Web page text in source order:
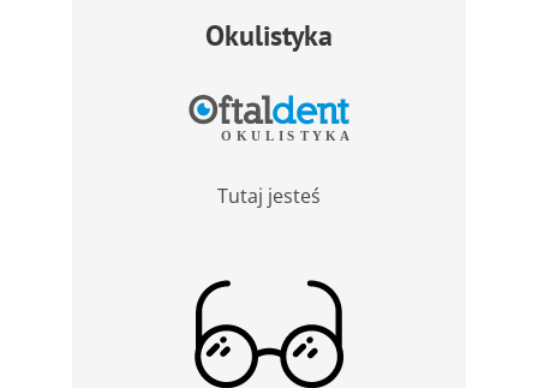
Okulistyka
Tutaj jesteś